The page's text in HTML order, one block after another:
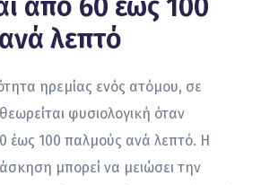
από 60 έως 100
λεπτό
ηρεμίας ενός ατόμου, σε
φυσιολογική όταν
έως 100 παλμούς ανά λεπτό. Η
μπορεί να μειώσει την